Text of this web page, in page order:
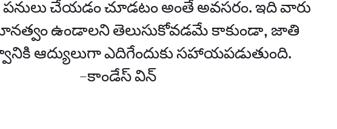
చేయడం చూడటం అంతే అవసరం. ఇది వారు
ఉండాలని తెలుసుకోవడమే కాకుండా, జాతి
ఆద్యులుగా ఎదిగేందుకు సహాయపడుతుంది.
–కాండేస్ విన్